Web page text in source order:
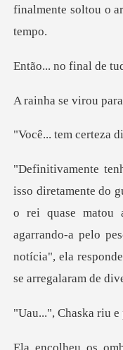
finalmente soltou o
nal de
rou
tem certe
o rei quase matou
agarrando-a pelo
riu e